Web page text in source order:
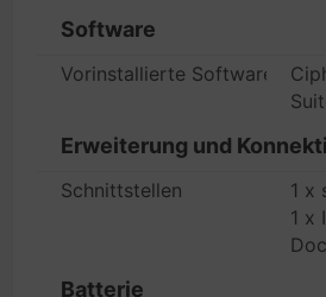
Software
Vorinstallierte Software
Erweiterung und
Schnittstellen
1 x
1 x
Batterie